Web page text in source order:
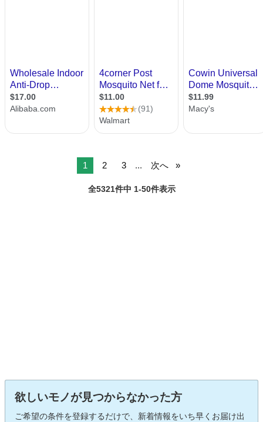
1 2 3 ... 次へ
全5321件中 1-50件表示
欲しいモノが見つからなかった方
ご希望の条件を登録するだけで、新着情報をいち早くお届け出